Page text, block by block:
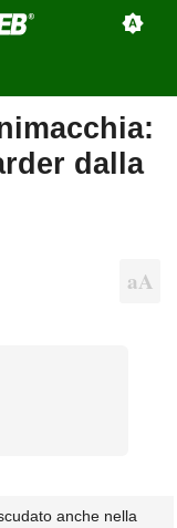
dalla
anche nella